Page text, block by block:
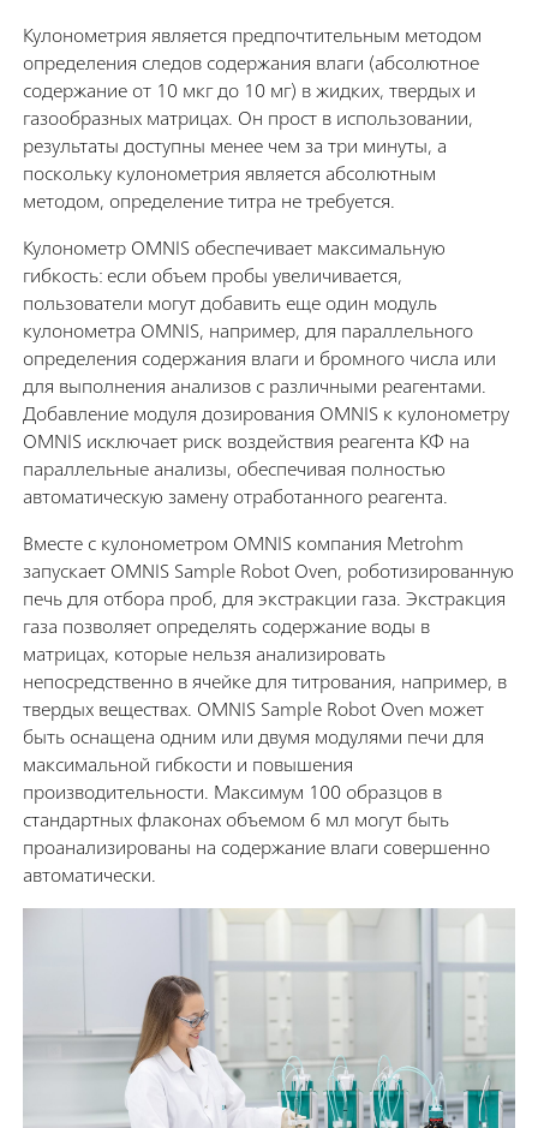
Кулонометрия является предпочтительным методом
определения следов содержания влаги (абсолютное
содержание от 10 мкг до 10 мг) в жидких, твердых и
газообразных матрицах. Он прост в использовании,
результаты доступны менее чем за три минуты, а
поскольку кулонометрия является абсолютным
методом, определение титра не требуется.
Кулонометр OMNIS обеспечивает максимальную
гибкость: если объем пробы увеличивается,
пользователи могут добавить еще один модуль
кулонометра OMNIS, например, для параллельного
определения содержания влаги и бромного числа или
для выполнения анализов с различными реагентами.
Добавление модуля дозирования OMNIS к кулонометру
OMNIS исключает риск воздействия реагента КФ на
параллельные анализы, обеспечивая полностью
автоматическую замену отработанного реагента.
Вместе с кулонометром OMNIS компания Metrohm
запускает OMNIS Sample Robot Oven, роботизированную
печь для отбора проб, для экстракции газа. Экстракция
газа позволяет определять содержание воды в
матрицах, которые нельзя анализировать
непосредственно в ячейке для титрования, например, в
твердых веществах. OMNIS Sample Robot Oven может
быть оснащена одним или двумя модулями печи для
максимальной гибкости и повышения
производительности. Максимум 100 образцов в
стандартных флаконах объемом 6 мл могут быть
проанализированы на содержание влаги совершенно
автоматически.